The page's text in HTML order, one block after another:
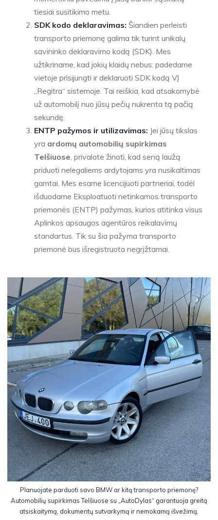
tiesiai susitikimo metu.
SDK kodo deklaravimas: Šiandien perleisti
transporto priemonę galima tik turint unikalų
savininko deklaravimo kodą (SDK). Mes
užtikriname, kad jokių klaidų nebus: padedame
vietoje prisijungti ir deklaruoti SDK kodą VĮ
„Regitra“ sistemoje. Tai reiškia, kad atsakomybė
už automobilį nuo jūsų pečių nukrenta tą pačią
sekundę.
ENTP pažymos ir utilizavimas: Jei jūsų tikslas
yra ardomų automobilių supirkimas
Telšiuose, privalote žinoti, kad seną laužą
priduoti nelegaliems ardytojams yra nusikaltimas
gamtai. Mes esame licencijuoti partneriai, todėl
išduodame Eksploatuoti netinkamos transporto
priemonės (ENTP) pažymas, kurios atitinka visus
Aplinkos apsaugos agentūros reikalavimų
standartus. Tik su šia pažyma transporto
priemonė bus išregistruota negrįžtamai.
Planuojate parduoti savo BMW ar kitą transporto priemonę?
Automobilių supirkimas Telšiuose su „AutoDylas“ garantuoja greitą
atsiskaitymą, dokumentų sutvarkymą ir nemokamą išvežimą.